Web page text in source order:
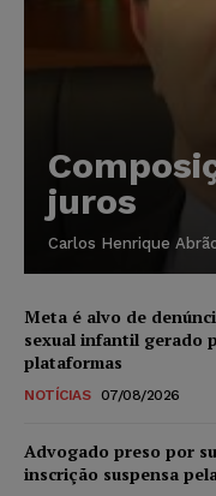
juros
Carlos Henrique
Meta é alvo de
sexual infantil gerado
plataformas
NOTÍCIAS 07/08/2026
Advogado preso por
inscrição suspensa